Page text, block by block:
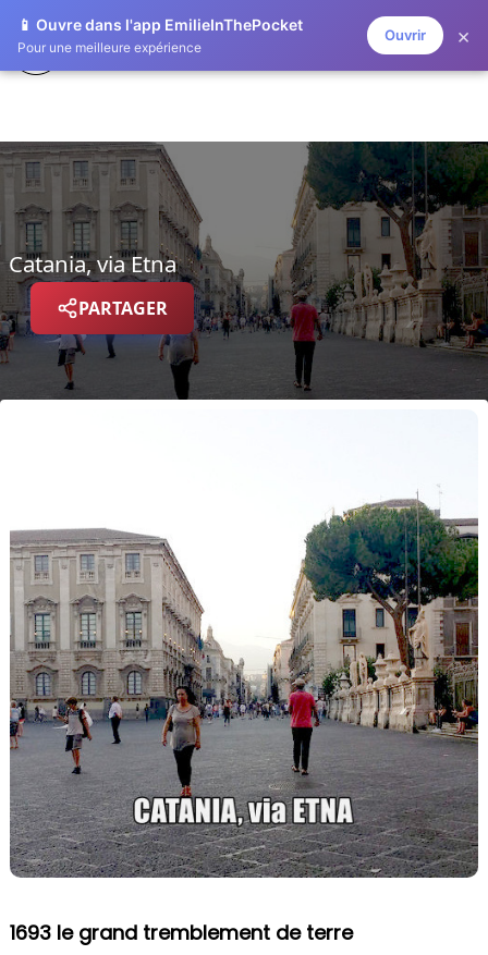
📱 Ouvre dans l'app EmilieInThePocket
Pour une meilleure expérience
Ouvrir ×
EMILIE IN THE POCKET
Catania, via Etna
PARTAGER
1693 le grand tremblement de terre